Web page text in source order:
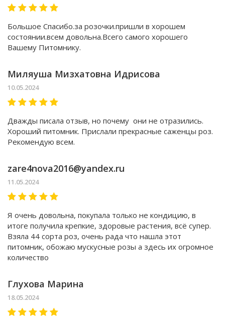
Большое Спасибо.за розочки.пришли в хорошем
состоянии.всем довольна.Всего самого хорошего
Вашему Питомнику.
Миляуша Мизхатовна Идрисова
10.05.2024
Дважды писала отзыв, но почему они не отразились.
Хороший питомник. Прислали прекрасные саженцы роз.
Рекомендую всем.
zare4nova2016@yandex.ru
11.05.2024
Я очень довольна, покупала только не кондицию, в
итоге получила крепкие, здоровые растения, всё супер.
Взяла 44 сорта роз, очень рада что нашла этот
питомник, обожаю мускусные розы а здесь их огромное
количество
Глухова Марина
18.05.2024